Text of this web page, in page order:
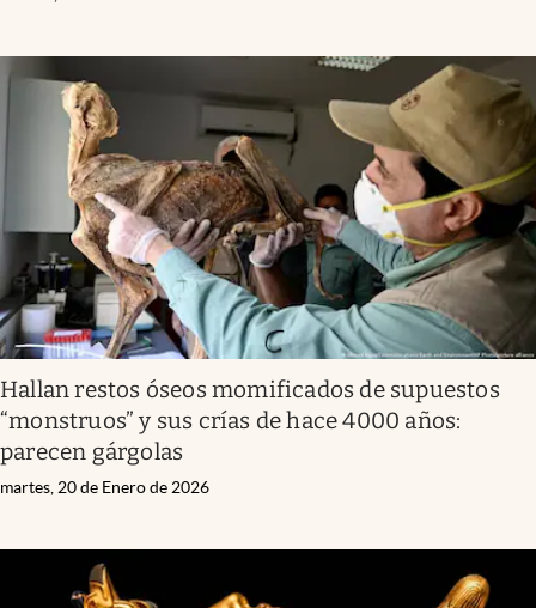
Hallan restos óseos momificados de supuestos
“monstruos” y sus crías de hace 4000 años:
parecen gárgolas
martes, 20 de Enero de 2026